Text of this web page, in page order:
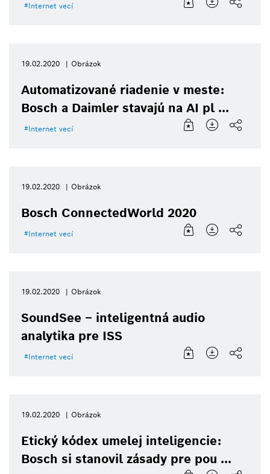
Internet vecí
19.02.2020 Obrázok
Automatizované riadenie v meste:
Bosch a Daimler stavajú na AI pl ...
Internet vecí
19.02.2020 Obrázok
Bosch ConnectedWorld 2020
Internet vecí
19.02.2020 Obrázok
SoundSee – inteligentná audio
analytika pre ISS
Internet vecí
19.02.2020 Obrázok
Etický kódex umelej inteligencie:
Bosch si stanovil zásady pre pou ...